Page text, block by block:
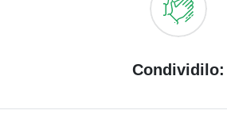
Condividilo: